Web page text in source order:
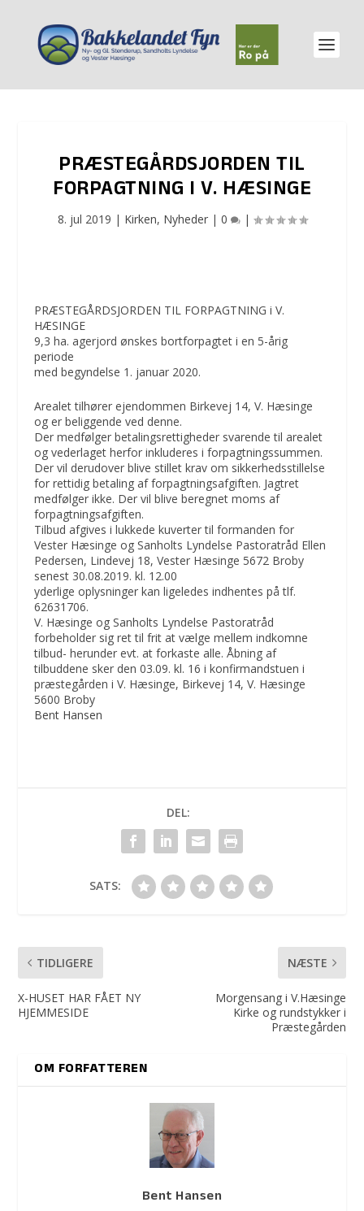
PRÆSTEGÅRDSJORDEN TIL
FORPAGTNING I V. HÆSINGE
8. jul 2019 | Kirken, Nyheder| 0 |
PRÆSTEGÅRDSJORDEN TIL FORPAGTNING i V.
HÆSINGE
9,3 ha. agerjord ønskes bortforpagtet i en 5-årig
periode
med begyndelse 1. januar 2020.
Arealet tilhører ejendommen Birkevej 14, V. Hæsinge
og er beliggende ved denne.
Der medfølger betalingsrettigheder svarende til arealet
og vederlaget herfor inkluderes i forpagtningssummen.
Der vil derudover blive stillet krav om sikkerhedsstillelse
for rettidig betaling af forpagtningsafgiften. Jagtret
medfølger ikke. Der vil blive beregnet moms af
forpagtningsafgiften.
Tilbud afgives i lukkede kuverter til formanden for
Vester Hæsinge og Sanholts Lyndelse Pastoratråd Ellen
Pedersen, Lindevej 18, Vester Hæsinge 5672 Broby
senest 30.08.2019. kl. 12.00
yderlige oplysninger kan ligeledes indhentes på tlf.
62631706.
V. Hæsinge og Sanholts Lyndelse Pastoratråd
forbeholder sig ret til frit at vælge mellem indkomne
tilbud- herunder evt. at forkaste alle. Åbning af
tilbuddene sker den 03.09. kl. 16 i konfirmandstuen i
præstegården i V. Hæsinge, Birkevej 14, V. Hæsinge
5600 Broby
Bent Hansen
DEL:
SATS:
TIDLIGERE
X-HUSET HAR FÅET NY
HJEMMESIDE
NÆSTE
Morgensang i V.Hæsinge
Kirke og rundstykker i
Præstegården
OM FORFATTEREN
Bent Hansen